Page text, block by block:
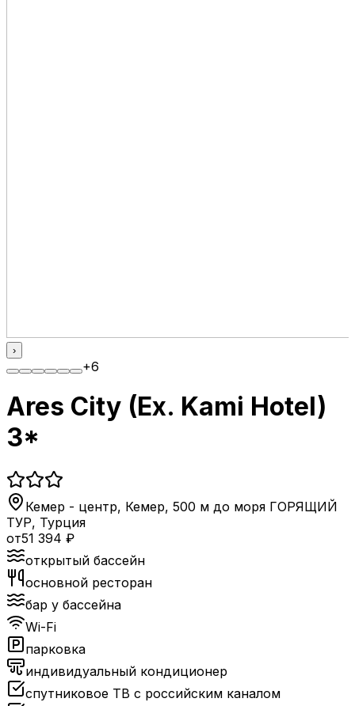
›
+6
Ares City (Ex. Kami Hotel)
3*
Кемер - центр, Кемер, 500 м до моря ГОРЯЩИЙ
ТУР, Турция
от51 394 ₽
открытый бассейн
основной ресторан
бар у бассейна
Wi-Fi
парковка
индивидуальный кондиционер
спутниковое ТВ с российским каналом